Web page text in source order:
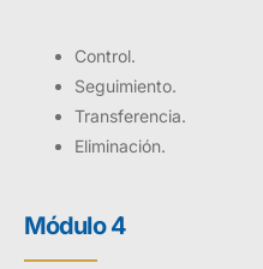
Control.
Seguimiento.
Transferencia.
Eliminación.
Módulo 4